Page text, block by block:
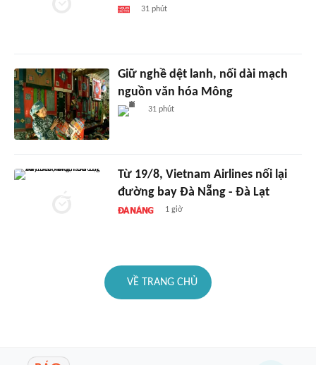
31 phút
Giữ nghề dệt lanh, nối dài mạch
nguồn văn hóa Mông
31 phút
Từ 19/8, Vietnam Airlines nối lại
đường bay Đà Nẵng - Đà Lạt
1 giờ
VỀ TRANG CHỦ